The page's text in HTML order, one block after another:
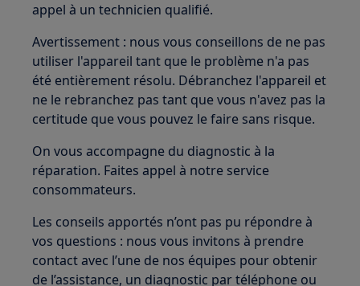
appel à un technicien qualifié.
Avertissement : nous vous conseillons de ne pas
utiliser l'appareil tant que le problème n'a pas
été entièrement résolu. Débranchez l'appareil et
ne le rebranchez pas tant que vous n'avez pas la
certitude que vous pouvez le faire sans risque.
On vous accompagne du diagnostic à la
réparation. Faites appel à notre service
consommateurs.
Les conseils apportés n’ont pas pu répondre à
vos questions : nous vous invitons à prendre
contact avec l’une de nos équipes pour obtenir
de l’assistance, un diagnostic par téléphone ou